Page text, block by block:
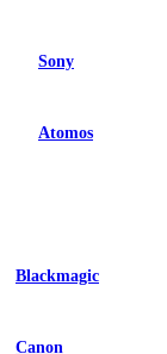
Sony
Atomos
Blackmagic
Canon